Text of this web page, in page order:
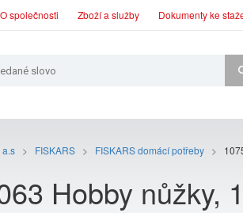
O společnosti Zboží a služby Dokumenty ke
a.s > FISKARS > FISKARS domácí potřeby >
Hobby nůžky,